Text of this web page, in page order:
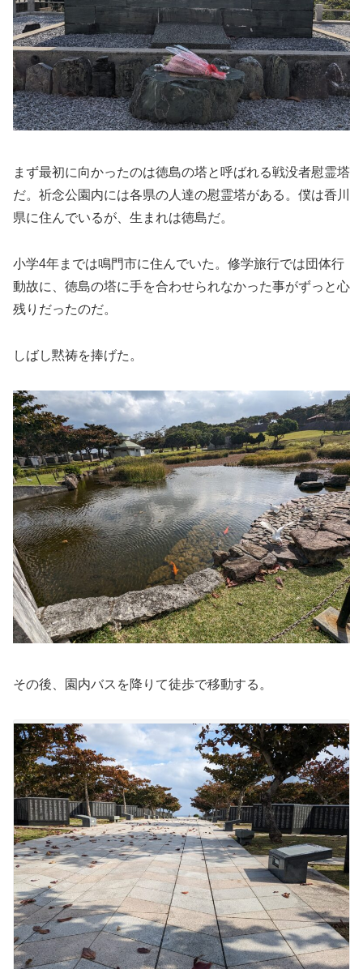
まず最初に向かったのは徳島の塔と呼ばれる戦没者慰霊塔
だ。祈念公園内には各県の人達の慰霊塔がある。僕は香川
県に住んでいるが、生まれは徳島だ。
小学4年までは鳴門市に住んでいた。修学旅行では団体行
動故に、徳島の塔に手を合わせられなかった事がずっと心
残りだったのだ。
しばし黙祷を捧げた。
その後、園内バスを降りて徒歩で移動する。